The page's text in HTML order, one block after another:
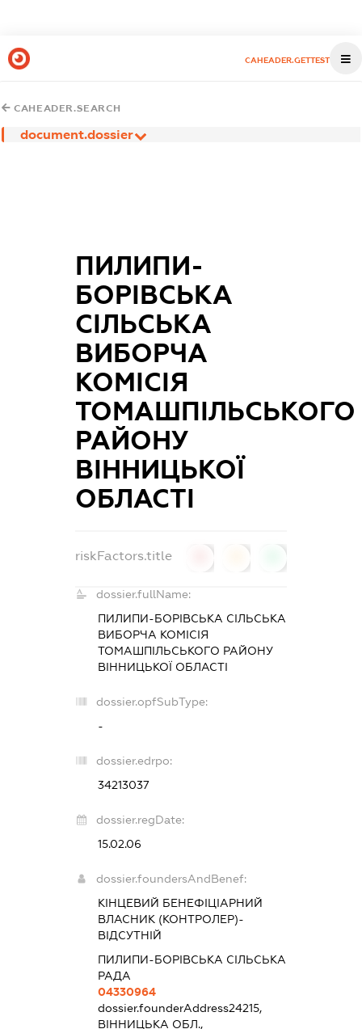
CAHEADER.GETTEST
CAHEADER.SEARCH
document.dossier
ПИЛИПИ-
БОРІВСЬКА
СІЛЬСЬКА
ВИБОРЧА
КОМІСІЯ
ТОМАШПІЛЬСЬКОГО
РАЙОНУ
ВІННИЦЬКОЇ
ОБЛАСТІ
riskFactors.title
dossier.fullName:
ПИЛИПИ-БОРІВСЬКА СІЛЬСЬКА
ВИБОРЧА КОМІСІЯ
ТОМАШПІЛЬСЬКОГО РАЙОНУ
ВІННИЦЬКОЇ ОБЛАСТІ
dossier.opfSubType:
-
dossier.edrpo:
34213037
dossier.regDate:
15.02.06
dossier.foundersAndBenef:
КІНЦЕВИЙ БЕНЕФІЦІАРНИЙ
ВЛАСНИК (КОНТРОЛЕР)-
ВІДСУТНІЙ
ПИЛИПИ-БОРІВСЬКА СІЛЬСЬКА
РАДА
04330964
dossier.founderAddress24215,
ВІННИЦЬКА ОБЛ.,